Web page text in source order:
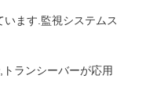
ます.監視システムス
ランシーバーが応用